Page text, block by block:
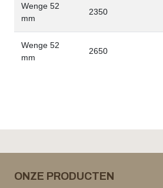
Wenge 52
mm
2350
Wenge 52
mm
2650
ONZE PRODUCTEN